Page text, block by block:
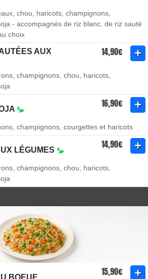
chou, haricots, champignons,
- accompagnés de riz blanc, de riz sauté
choix
AUX
14,90€
champignons, chou, haricots,
16,90€
champignons, courgettes et haricots
LÉGUMES 14,90€
champignons, chou, haricots,
BOEUF 15,90€